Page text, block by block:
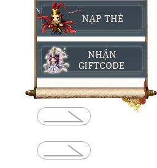
NẠP THẺ
NHẬN
GIFTCODE